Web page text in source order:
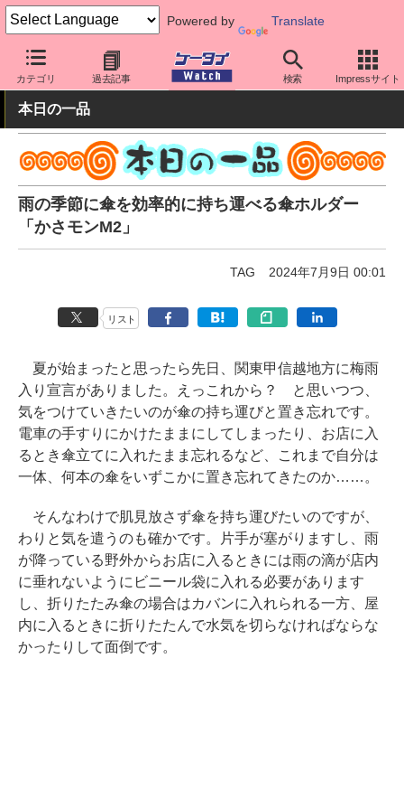
Powered by Translate
カテゴリ 過去記事 検索 Impressサイト
ケータイ Watch 周辺機器/アクセサリー その他
本日の一品
雨の季節に傘を効率的に持ち運べる傘ホルダー
「かさモンM2」
TAG 2024年7月9日 00:01
リスト
夏が始まったと思ったら先日、関東甲信越地方に梅雨
入り宣言がありました。えっこれから？ と思いつつ、
気をつけていきたいのが傘の持ち運びと置き忘れです。
電車の手すりにかけたままにしてしまったり、お店に入
るとき傘立てに入れたまま忘れるなど、これまで自分は
一体、何本の傘をいずこかに置き忘れてきたのか……。
そんなわけで肌見放さず傘を持ち運びたいのですが、
わりと気を遣うのも確かです。片手が塞がりますし、雨
が降っている野外からお店に入るときには雨の滴が店内
に垂れないようにビニール袋に入れる必要があります
し、折りたたみ傘の場合はカバンに入れられる一方、屋
内に入るときに折りたたんで水気を切らなければならな
かったりして面倒です。